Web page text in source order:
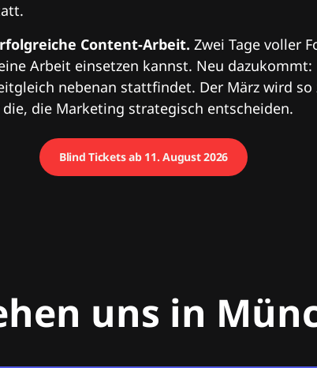
Content-Arbeit. Zwei Tage voller
Arbeit einsetzen kannst. Neu dazukommt:
nebenan stattfindet. Der März wird
die Marketing strategisch entscheiden.
Blind Tickets ab 11. August 2026
uns in